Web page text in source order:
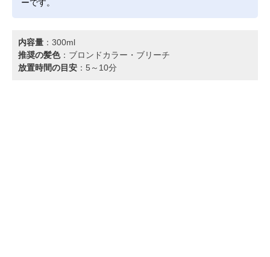
ーです。
内容量 ：300ml
推奨の髪色：ブロンドカラー・ブリーチ
放置時間の目安 ：5～10分